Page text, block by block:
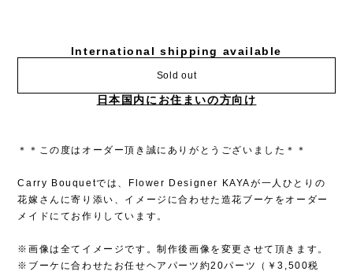
International shipping available
Sold out
日本国内にお住まいの方向け
＊＊この度はオーダー頂き誠にありがとうございました＊＊
Carry Bouquetでは、Flower Designer KAYAが一人ひとりの
花嫁さんに寄り添い、イメージに合わせた造花ブーケをオーダー
メイドにてお作りしています。
※画像は全てイメージです。制作後画像を変更させて頂きます。
※ブーケに合わせたお任せヘアパーツ約20パーツ（￥3,500税